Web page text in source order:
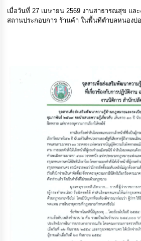
เมื่อวันที่ 27 เมษายน 2569 งานสาธารณสุข แล
สถานประกอบการ ร้านค้า ในพื้นทีตำบลหนองบ่